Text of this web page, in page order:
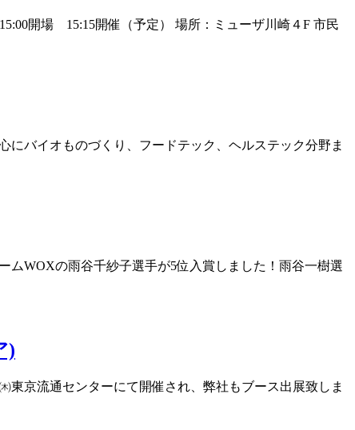
開場 15:15開催（予定） 場所：ミューザ川崎４F 市民
にバイオものづくり、フードテック、ヘルステック分野ま
ムWOXの雨谷千紗子選手が5位入賞しました！雨谷一樹選
)
東京流通センターにて開催され、弊社もブース出展致しま